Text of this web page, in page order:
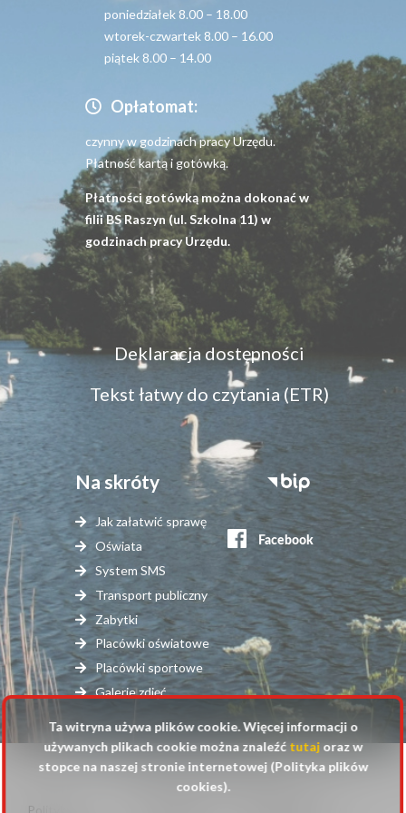
poniedziałek 8.00 – 18.00
wtorek-czwartek 8.00 – 16.00
piątek 8.00 – 14.00
Opłatomat:
czynny w godzinach pracy Urzędu.
Płatność kartą i gotówką.
Płatności gotówką można dokonać w
filii BS Raszyn (ul. Szkolna 11) w
godzinach pracy Urzędu.
Menu
dostępność
Deklaracja dostępności
Tekst łatwy do czytania (ETR)
Na skróty
Jak załatwić sprawę
Oświata
System SMS
Transport publiczny
Zabytki
Placówki oświatowe
Placówki sportowe
Galerie zdjęć
Stopka
serwisy
zewnętrzne
© 2025 Urząd Gminy Raszyn
Polityka
Ta witryna używa plików cookie. Więcej informacji o
używanych plikach cookie można znaleźć tutajoraz w
stopce na naszej stronie internetowej (Polityka plików
cookies).